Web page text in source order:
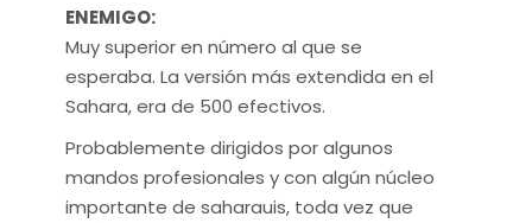
ENEMIGO:
Muy superior en número al que se
esperaba. La versión más extendida en el
Sahara, era de 500 efectivos.
Probablemente dirigidos por algunos
mandos profesionales y con algún núcleo
importante de saharauis, toda vez que